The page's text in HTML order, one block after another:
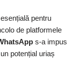
pentru
de platformele
s-a impus
potențial uriaș